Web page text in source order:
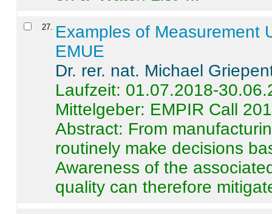
27. Examples of Measurement
EMUE
Dr. rer. nat. Michael
Laufzeit: 01.07.2018-
Mittelgeber: EMPIR Call
Abstract: From
routinely make decisions
Awareness of the
quality can therefore